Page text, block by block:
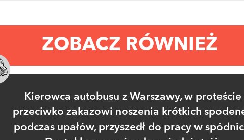
ZOBACZ RÓWNIEŻ
Kierowca autobusu z Warszawy, w proteście
przeciwko zakazowi noszenia krótkich
podczas upałów, przyszedł do pracy w